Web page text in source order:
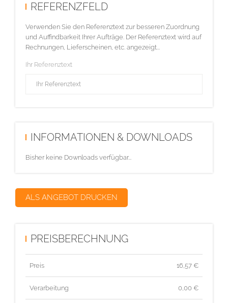
REFERENZFELD
Verwenden Sie den Referenztext zur besseren Zuordnung
und Auffindbarkeit Ihrer Aufträge. Der Referenztext wird auf
Rechnungen, Lieferscheinen, etc. angezeigt...
Ihr Referenztext
INFORMATIONEN & DOWNLOADS
Bisher keine Downloads verfügbar...
ALS ANGEBOT DRUCKEN
PREISBERECHNUNG
Preis 16,57 €
Verarbeitung 0,00 €